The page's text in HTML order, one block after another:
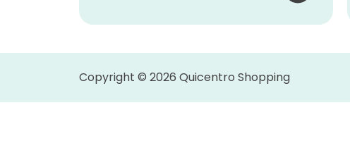
Copyright © 2026 Quicentro Shopping